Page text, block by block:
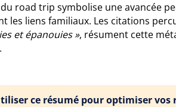
road trip symbolise une avancée
les liens familiaux. Les citations
et épanouies », résument cette
ce résumé pour optimiser vos